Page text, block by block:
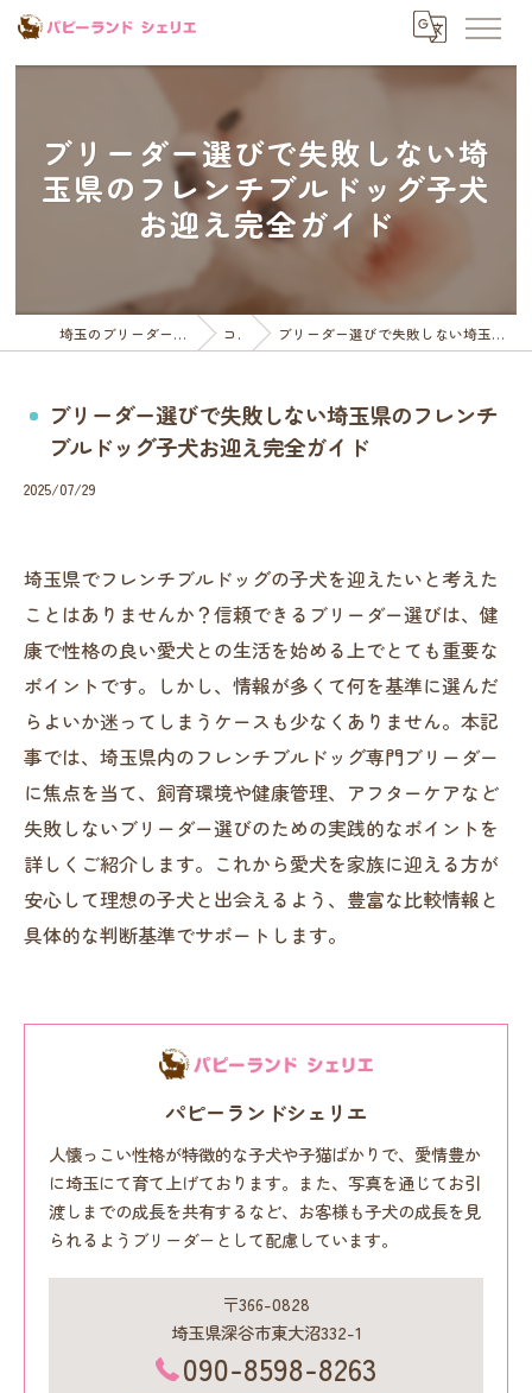
ブリーダー選びで失敗しない埼
玉県のフレンチブルドッグ子犬
お迎え完全ガイド
埼玉のブリーダーならパピーランドシェリエ コラム ブリーダー選びで失敗しない埼玉県のフレンチブルドッグ子犬お迎え完全ガイド
ブリーダー選びで失敗しない埼玉県のフレンチ
ブルドッグ子犬お迎え完全ガイド
2025/07/29
埼玉県でフレンチブルドッグの子犬を迎えたいと考えた
ことはありませんか？信頼できるブリーダー選びは、健
康で性格の良い愛犬との生活を始める上でとても重要な
ポイントです。しかし、情報が多くて何を基準に選んだ
らよいか迷ってしまうケースも少なくありません。本記
事では、埼玉県内のフレンチブルドッグ専門ブリーダー
に焦点を当て、飼育環境や健康管理、アフターケアなど
失敗しないブリーダー選びのための実践的なポイントを
詳しくご紹介します。これから愛犬を家族に迎える方が
安心して理想の子犬と出会えるよう、豊富な比較情報と
具体的な判断基準でサポートします。
パピーランドシェリエ
人懐っこい性格が特徴的な子犬や子猫ばかりで、愛情豊か
に埼玉にて育て上げております。また、写真を通じてお引
渡しまでの成長を共有するなど、お客様も子犬の成長を見
られるようブリーダーとして配慮しています。
〒366-0828
埼玉県深谷市東大沼332-1
090-8598-8263